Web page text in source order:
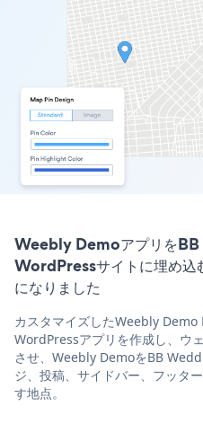
Weebly Demoアプリを
WordPressサイトに埋め込
になりました
カスタマイズしたWeebly
WordPressアプリを作成し、ウ
させ、Weebly DemoをBB
ジ、投稿、サイドバー、フッタ
す地点。